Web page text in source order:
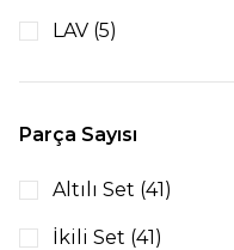
LAV (5)
Parça Sayısı
Altılı Set (41)
İkili Set (41)